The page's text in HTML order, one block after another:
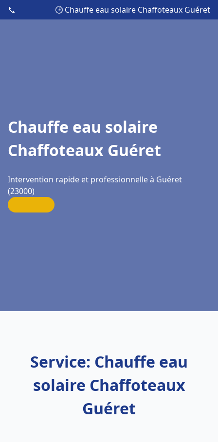
📞 🕒 Chauffe eau solaire Chaffoteaux Guéret
Chauffe eau solaire
Chaffoteaux Guéret
Intervention rapide et professionnelle à Guéret
(23000)
Service: Chauffe eau
solaire Chaffoteaux
Guéret